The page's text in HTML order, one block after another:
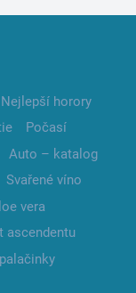
Nejlepší horory
Počasí
Auto – katalog
Svařené víno
vera
ascendentu